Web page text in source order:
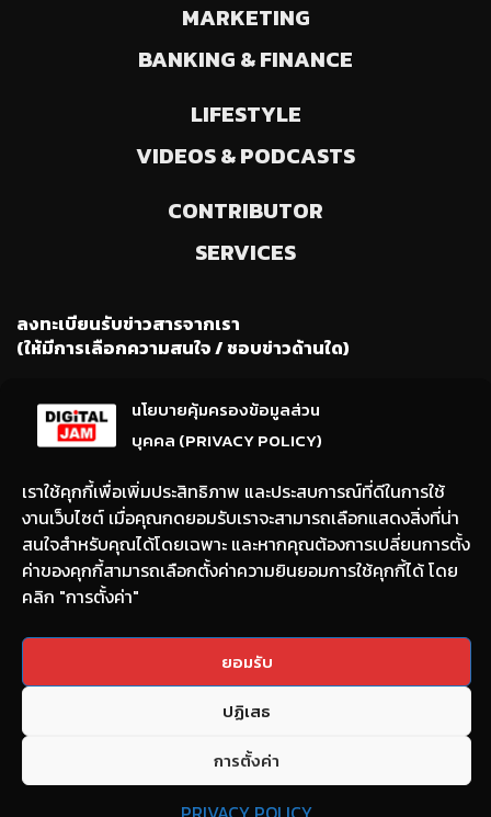
นโยบายคุ้มครองข้อมูลส่วน
บุคคล (PRIVACY POLICY)
เราใช้คุกกี้เพื่อเพิ่มประสิทธิภาพ และประสบการณ์ที่ดีในการใช้
งานเว็บไซต์ เมื่อคุณกดยอมรับเราจะสามารถเลือกแสดงสิ่งที่น่า
สนใจสำหรับคุณได้โดยเฉพาะ และหากคุณต้องการเปลี่ยนการตั้ง
ค่าของคุกกี้สามารถเลือกตั้งค่าความยินยอมการใช้คุกกี้ได้ โดย
คลิก "การตั้งค่า"
ยอมรับ
ปฏิเสธ
การตั้งค่า
MARKETING
BANKING & FINANCE
LIFESTYLE
VIDEOS & PODCASTS
CONTRIBUTOR
SERVICES
ลงทะเบียนรับข่าวสารจากเรา
(ให้มีการเลือกความสนใจ / ชอบข่าวด้านใด)
Email:nont@digitaljam.asia
Tel:090-983-8378
Copyright © 2022 DIGITAL JAM All rights reserved.